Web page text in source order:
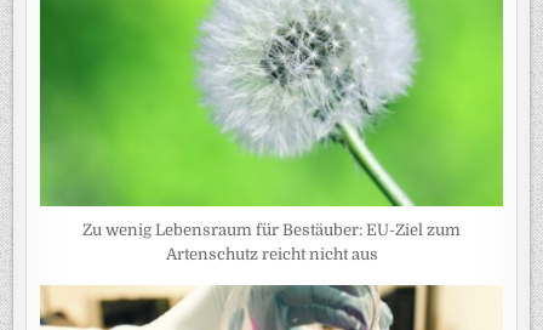
Zu wenig Lebensraum für Bestäuber: EU-Ziel zum
Artenschutz reicht nicht aus